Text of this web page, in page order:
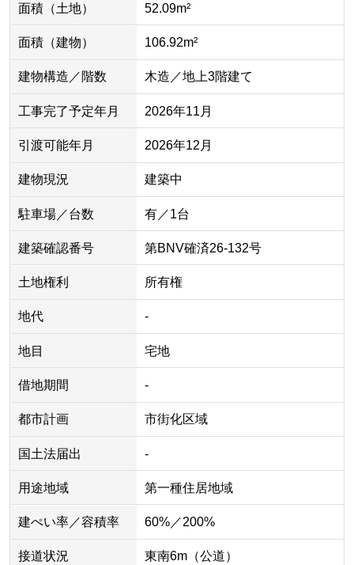
面積（土地） 52.09m²
面積（建物） 106.92m²
建物構造／階数 木造／地上3階建て
工事完了予定年月 2026年11月
引渡可能年月 2026年12月
建物現況 建築中
駐車場／台数 有／1台
建築確認番号 第BNV確済26-132号
土地権利 所有権
地代 -
地目 宅地
借地期間 -
都市計画 市街化区域
国土法届出 -
用途地域 第一種住居地域
建ぺい率／容積率 60%／200%
接道状況 東南6m（公道）